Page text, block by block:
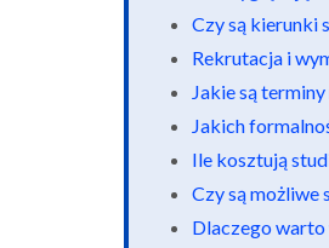
Czy są kierunki
Rekrutacja i
Jakie są
Jakich
Ile kosztują
Czy są możliwe
Dlaczego